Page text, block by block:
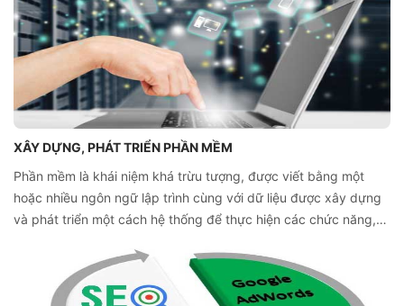
XÂY DỰNG, PHÁT TRIỂN PHẦN MỀM
Phần mềm là khái niệm khá trừu tượng, được viết bằng một
hoặc nhiều ngôn ngữ lập trình cùng với dữ liệu được xây dựng
và phát triển một cách hệ thống để thực hiện các chức năng,